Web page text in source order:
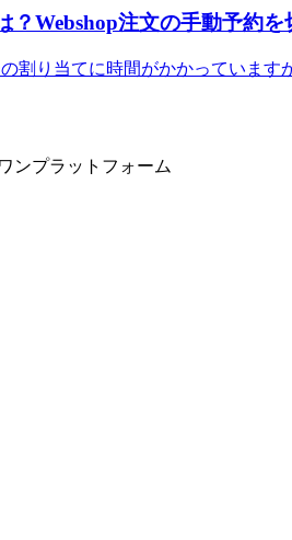
Webshop注文の手動予約を
割り当てに時間がかかっていま
ンプラットフォーム